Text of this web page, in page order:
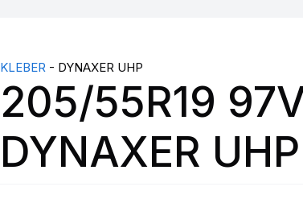
KLEBER - DYNAXER UHP
205/55R19
DYNAXER UHP